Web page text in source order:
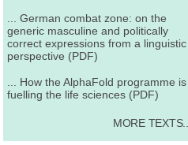
... German combat zone: on the
generic masculine and politically
correct expressions from a linguistic
perspective (PDF)
... How the AlphaFold programme is
fuelling the life sciences (PDF)
MORE TEXTS...